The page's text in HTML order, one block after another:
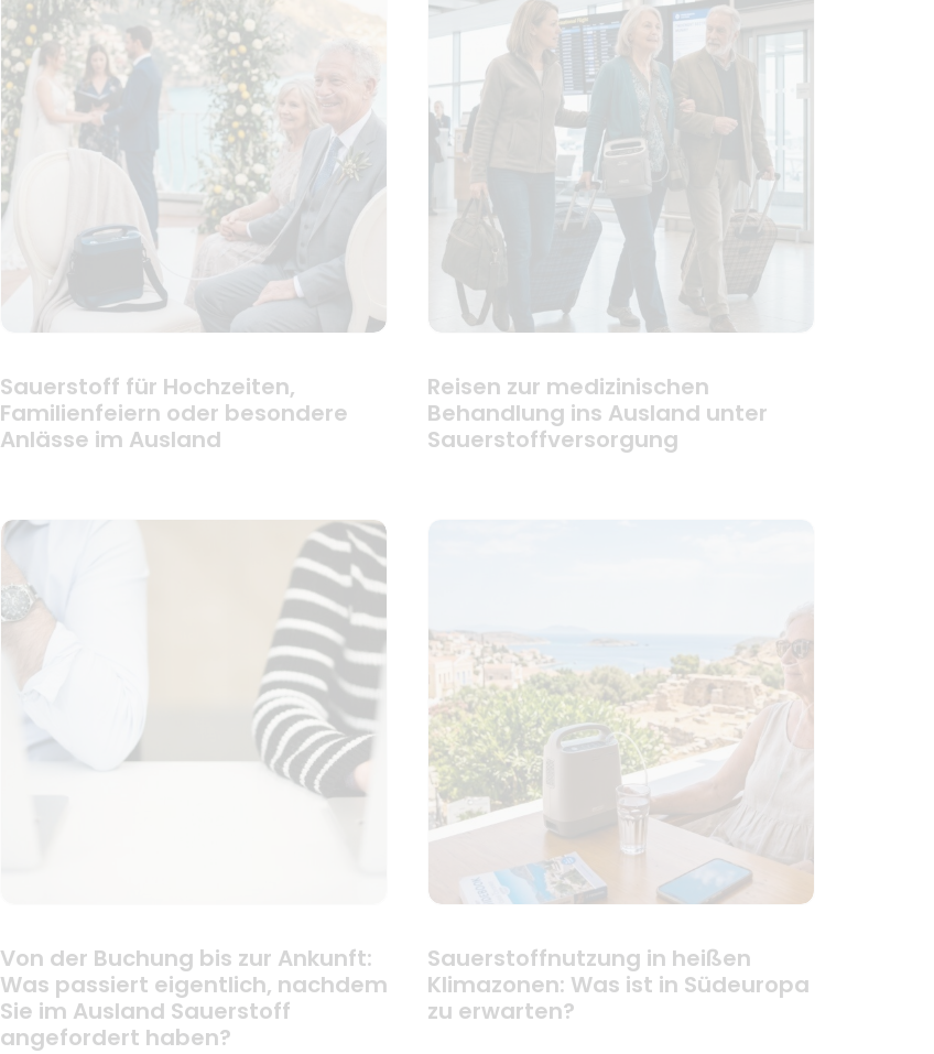
Sauerstoff für Hochzeiten,
Familienfeiern oder besondere
Anlässe im Ausland
Reisen zur medizinischen
Behandlung ins Ausland unter
Sauerstoffversorgung
Von der Buchung bis zur Ankunft:
Was passiert eigentlich, nachdem
Sie im Ausland Sauerstoff
angefordert haben?
Sauerstoffnutzung in heißen
Klimazonen: Was ist in Südeuropa
zu erwarten?